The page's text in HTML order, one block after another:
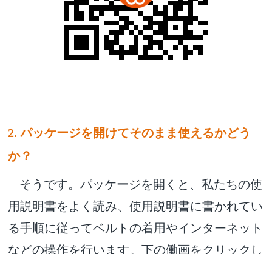
2. パッケージを開けてそのまま使えるかどう
か？
そうです。パッケージを開くと、私たちの使
用説明書をよく読み、使用説明書に書かれてい
る手順に従ってベルトの着用やインターネット
などの操作を行います。下の働画をクリックし